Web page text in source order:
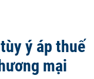
ý áp thuế
mại